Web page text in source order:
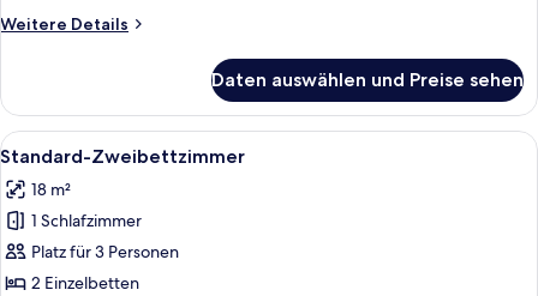
Weitere Details
Weitere
Doppelzimmer,
Doppelbett
Daten auswählen und Preise sehen
Alle
Fotos
für
Standard-
Zweibettzimmer
anzeigen
Ein Hotelzimmer mit Schreibtisch,
4
Standard-Zweibettzimmer
18 m²
1 Schlafzimmer
Platz für 3 Personen
2 Einzelbetten